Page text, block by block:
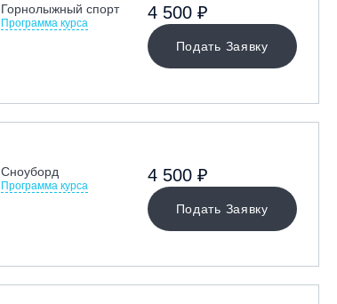
Горнолыжный спорт
Программа курса
Подать Заявку
4 500 ₽
Сноуборд
Программа курса
Подать Заявку
4 500 ₽